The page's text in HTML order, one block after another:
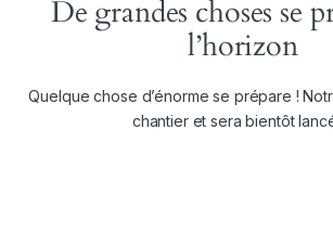
De grandes choses se
l’horizon
Quelque chose d’énorme se prépare !
chantier et sera bientôt